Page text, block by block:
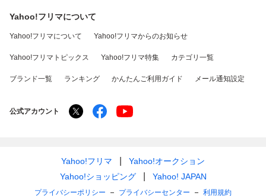
Yahoo!フリマについて
Yahoo!フリマについて Yahoo!フリマからのお知らせ
Yahoo!フリマトピックス Yahoo!フリマ特集 カテゴリ一覧
ブランド一覧 ランキング かんたんご利用ガイド メール通知設定
公式アカウント
Yahoo!フリマ
Yahoo!オークション
Yahoo!ショッピング
Yahoo! JAPAN
プライバシーポリシー プライバシーセンター 利用規約